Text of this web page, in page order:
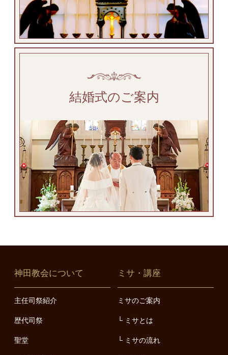
結婚式のご案内
神田教会について
主任司祭紹介
歴代司祭
聖堂
ミサ・講座
ミサのご案内
ミサとは
ミサの流れ